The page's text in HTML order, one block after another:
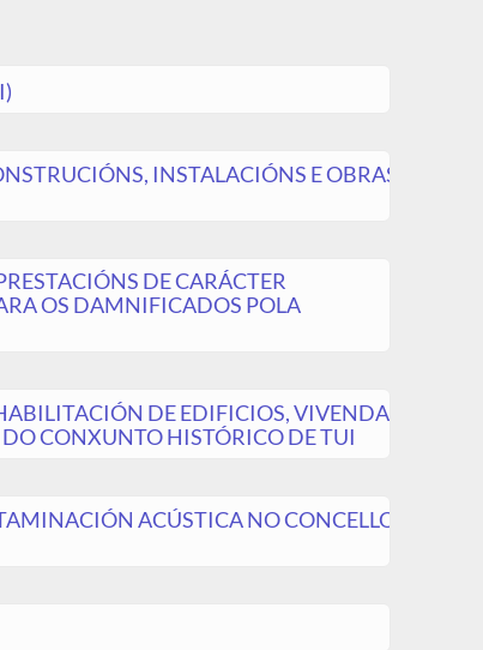
INSTALACIÓNS E OBRAS
DE CARÁCTER
OS DAMNIFICADOS POLA
DE EDIFICIOS, VIVENDAS E
CONXUNTO HISTÓRICO DE TUI
ACÚSTICA NO CONCELLO